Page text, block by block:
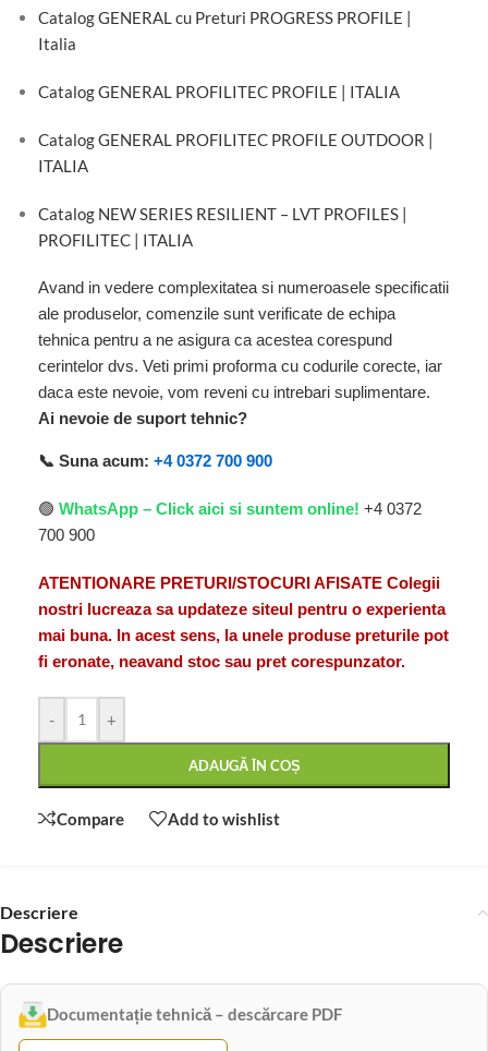
Catalog GENERAL cu Preturi PROGRESS PROFILE |
Italia
Catalog GENERAL PROFILITEC PROFILE | ITALIA
Catalog GENERAL PROFILITEC PROFILE OUTDOOR |
ITALIA
Catalog NEW SERIES RESILIENT – LVT PROFILES |
PROFILITEC | ITALIA
Avand in vedere complexitatea si numeroasele specificatii
ale produselor, comenzile sunt verificate de echipa
tehnica pentru a ne asigura ca acestea corespund
cerintelor dvs. Veti primi proforma cu codurile corecte, iar
daca este nevoie, vom reveni cu intrebari suplimentare.
Ai nevoie de suport tehnic?
📞 Suna acum: +4 0372 700 900
🟢 WhatsApp – Click aici si suntem online! +4 0372
700 900
ATENTIONARE PRETURI/STOCURI AFISATE Colegii
nostri lucreaza sa updateze siteul pentru o experienta
mai buna. In acest sens, la unele produse preturile pot
fi eronate, neavand stoc sau pret corespunzator.
- +
ADAUGĂ ÎN COȘ
Compare Add to wishlist
Descriere
Descriere
Documentație tehnică – descărcare PDF